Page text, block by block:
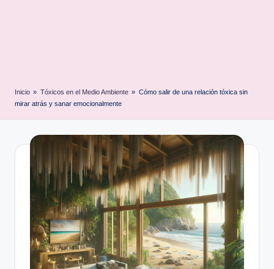
Inicio » Tóxicos en el Medio Ambiente » Cómo salir de una relación tóxica sin
mirar atrás y sanar emocionalmente